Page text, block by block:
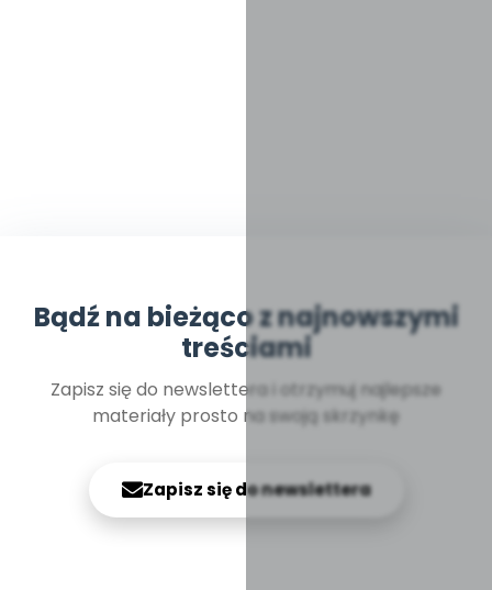
Bądź na bieżąco z najnowszymi
treściami
Zapisz się do newslettera i otrzymuj najlepsze
materiały prosto na swoją skrzynkę
Zapisz się do newslettera